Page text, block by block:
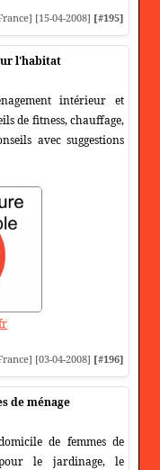
[15-04-2008] [#195]
l'habitat
intérieur et
de fitness, chauffage,
avec suggestions
[03-04-2008] [#196]
de ménage
de femmes de
pour le jardinage, le